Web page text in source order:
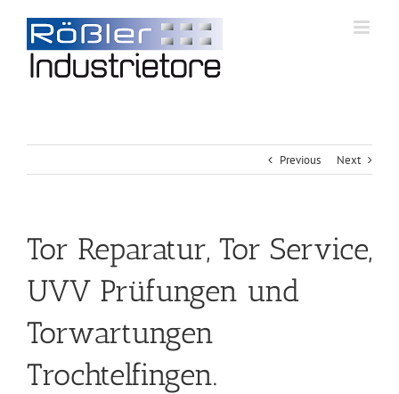
Previous Next
Tor Reparatur, Tor Service,
UVV Prüfungen und
Torwartungen
Trochtelfingen.